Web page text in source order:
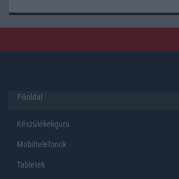
Főoldal
Készülékekguru
Mobiltelefonok
Tabletek